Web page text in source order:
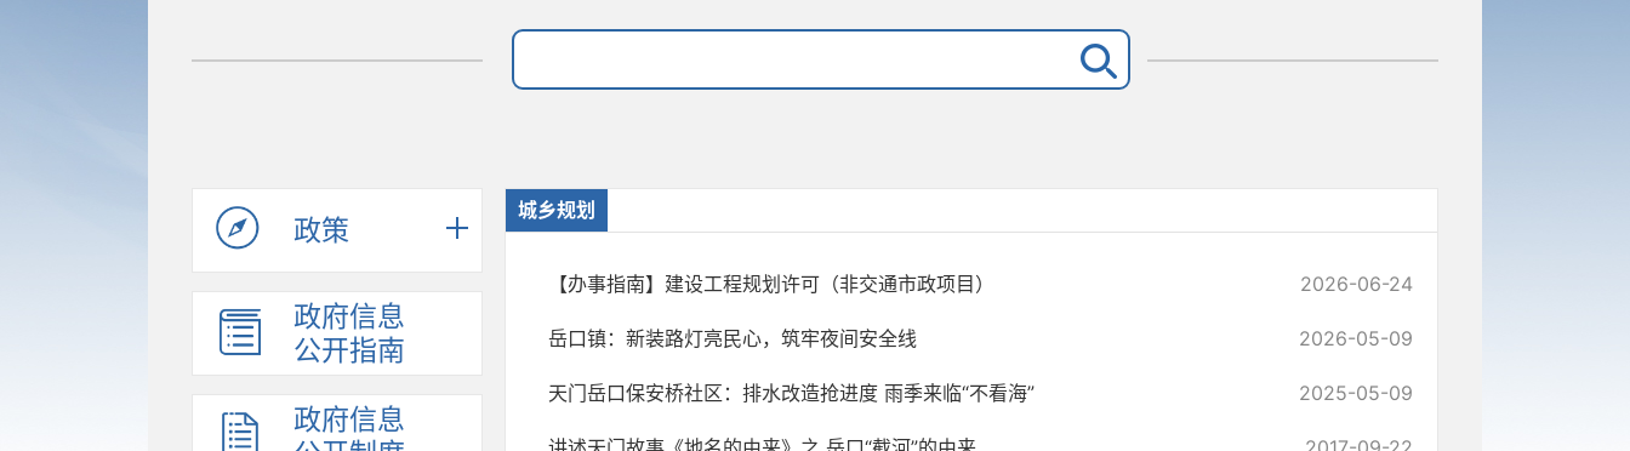
政策
政府信息
公开指南
政府信息
城乡规划
【办事指南】建设工程规划许可（非交通市政项目） 2026-06-24
岳口镇：新装路灯亮民心，筑牢夜间安全线 2026-05-09
天门岳口保安桥社区：排水改造抢进度 雨季来临“不看海” 2025-05-09